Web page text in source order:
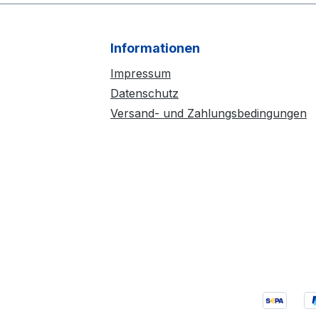
Informationen
Impressum
Datenschutz
Versand- und Zahlungsbedingungen